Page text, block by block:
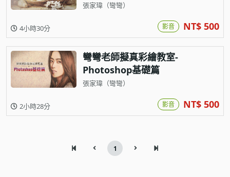
張家瑋（彎彎）
4小時30分 影音 NT$ 500
彎彎老師擬真彩繪教室-
Photoshop基礎篇
張家瑋（彎彎）
2小時28分 影音 NT$ 500
1